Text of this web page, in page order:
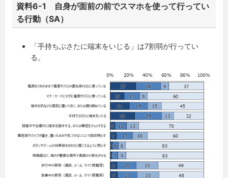
資料6-1 自身が面前の前でスマホを使って行ってい
る行動（SA）
「手持ちぶさたに端末をいじる」は7割弱が行ってい
る。